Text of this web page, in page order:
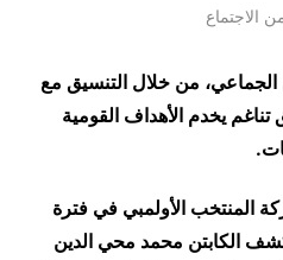
الاجتماع
الجماعي، من خلال التنسيق مع
يخدم الأهداف القومية
المنتخب الأولمبي في فترة
الكابتن محمد محي الدين